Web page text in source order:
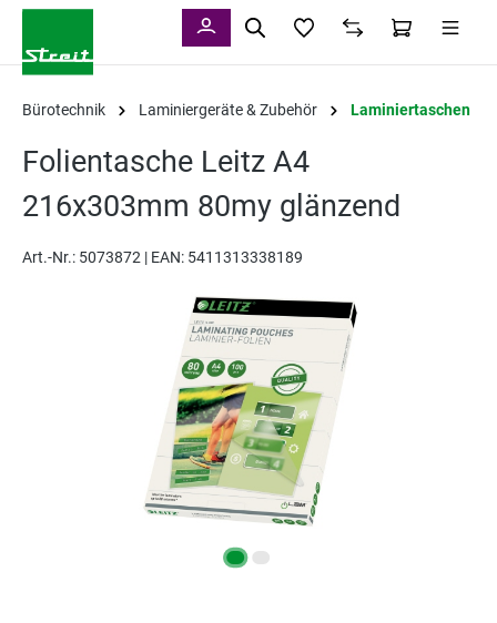
Bürotechnik Laminiergeräte & Zubehör Laminiertaschen
Folientasche Leitz A4
216x303mm 80my glänzend
Art.-Nr.: 5073872 | EAN: 5411313338189
Bildergalerie überspringen